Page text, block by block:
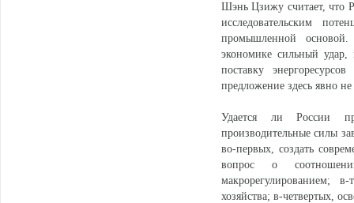
Шэнь Цзижу считает, что
исследовательским
промышленной основой.
экономике сильный удар,
поставку
предложение здесь явно
Удается ли России
производительные силы
во-первых, создать
вопрос о
макрорегулированием;
хозяйства; в-четвертых,